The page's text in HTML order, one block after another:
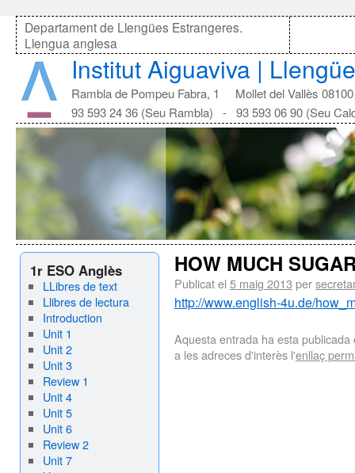
Departament de Llengües Estrangeres.
Llengua anglesa
Institut Aiguaviva |
Rambla de Pompeu Fabra, 1 Mollet del Vallès 08100
93 593 24 36 (Seu Rambla) - 93 593 06 90 (Seu
1r ESO Anglès
LLibres de text
Llibres de lectura
Introduction
Unit 1
Unit 2
Unit 3
Review 1
Unit 4
Unit 5
Unit 6
Review 2
Unit 7
HOW MUCH
Publicat el 5 maig 2013 per
http://www.english-4u.de/
Aquesta entrada ha esta
a les adreces d'interès l'enllaç